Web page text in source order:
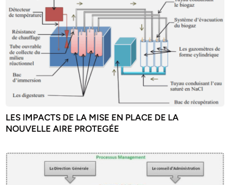
LES IMPACTS DE LA MISE EN PLACE DE LA
NOUVELLE AIRE PROTEGÉE